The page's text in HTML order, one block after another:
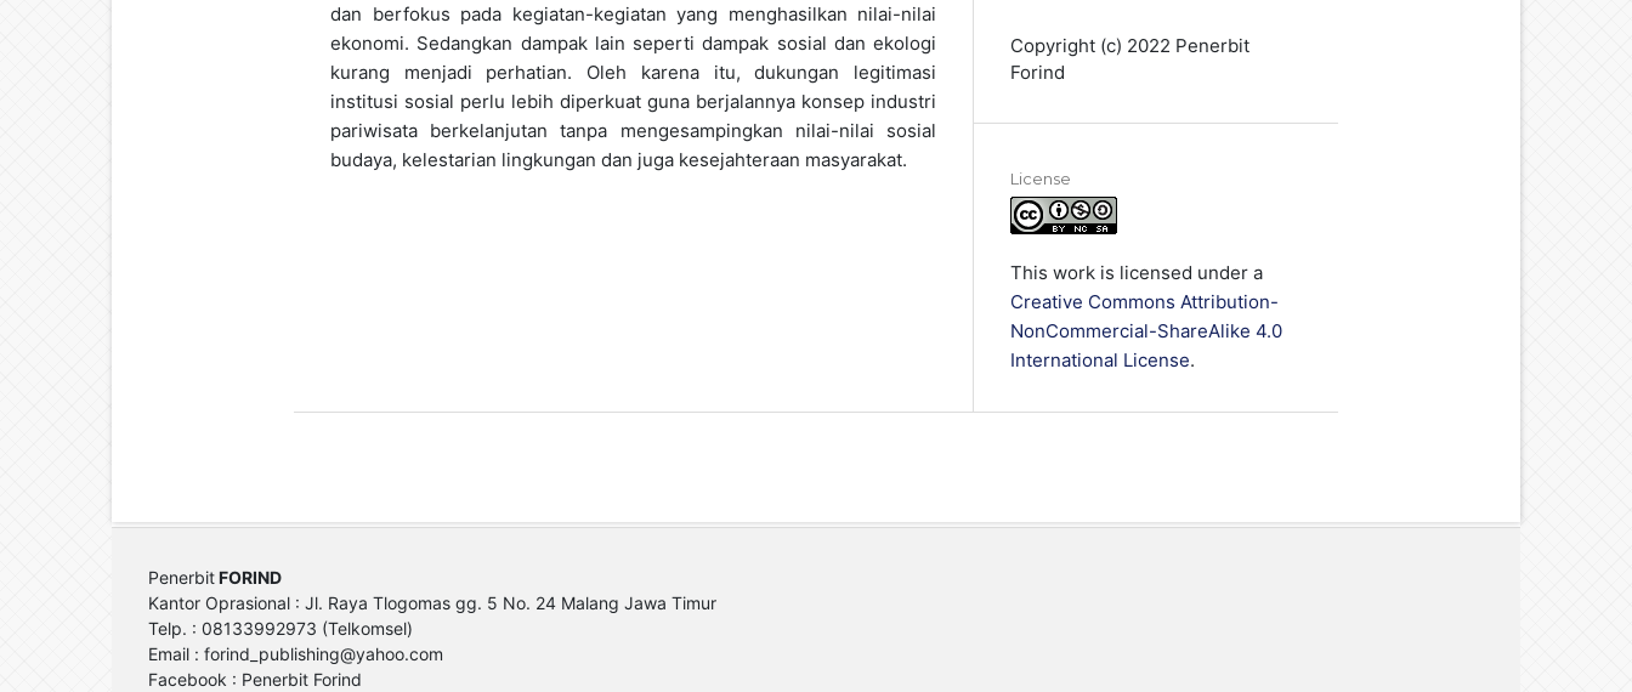
dan berfokus pada kegiatan-kegiatan yang menghasilkan nilai-nilai
ekonomi. Sedangkan dampak lain seperti dampak sosial dan ekologi
kurang menjadi perhatian. Oleh karena itu, dukungan legitimasi
institusi sosial perlu lebih diperkuat guna berjalannya konsep industri
pariwisata berkelanjutan tanpa mengesampingkan nilai-nilai sosial
budaya, kelestarian lingkungan dan juga kesejahteraan masyarakat.
Copyright (c) 2022 Penerbit
Forind
License
This work is licensed under a
Creative Commons Attribution-
NonCommercial-ShareAlike 4.0
International License.
PenerbitFORIND
Kantor Oprasional : Jl. Raya Tlogomas gg. 5 No. 24 Malang Jawa Timur
Telp. : 08133992973 (Telkomsel)
Email : forind_publishing@yahoo.com
Facebook : Penerbit Forind